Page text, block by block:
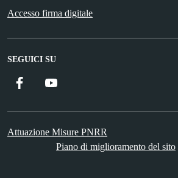
Accesso firma digitale
SEGUICI SU
Facebook
Attuazione Misure PNRR
Piano di miglioramento del sito